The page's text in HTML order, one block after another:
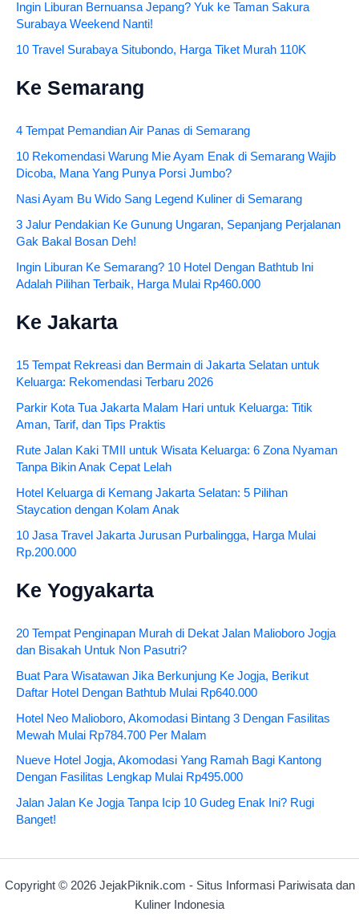
Ingin Liburan Bernuansa Jepang? Yuk ke Taman Sakura
Surabaya Weekend Nanti!
10 Travel Surabaya Situbondo, Harga Tiket Murah 110K
Ke Semarang
4 Tempat Pemandian Air Panas di Semarang
10 Rekomendasi Warung Mie Ayam Enak di Semarang Wajib
Dicoba, Mana Yang Punya Porsi Jumbo?
Nasi Ayam Bu Wido Sang Legend Kuliner di Semarang
3 Jalur Pendakian Ke Gunung Ungaran, Sepanjang Perjalanan
Gak Bakal Bosan Deh!
Ingin Liburan Ke Semarang? 10 Hotel Dengan Bathtub Ini
Adalah Pilihan Terbaik, Harga Mulai Rp460.000
Ke Jakarta
15 Tempat Rekreasi dan Bermain di Jakarta Selatan untuk
Keluarga: Rekomendasi Terbaru 2026
Parkir Kota Tua Jakarta Malam Hari untuk Keluarga: Titik
Aman, Tarif, dan Tips Praktis
Rute Jalan Kaki TMII untuk Wisata Keluarga: 6 Zona Nyaman
Tanpa Bikin Anak Cepat Lelah
Hotel Keluarga di Kemang Jakarta Selatan: 5 Pilihan
Staycation dengan Kolam Anak
10 Jasa Travel Jakarta Jurusan Purbalingga, Harga Mulai
Rp.200.000
Ke Yogyakarta
20 Tempat Penginapan Murah di Dekat Jalan Malioboro Jogja
dan Bisakah Untuk Non Pasutri?
Buat Para Wisatawan Jika Berkunjung Ke Jogja, Berikut
Daftar Hotel Dengan Bathtub Mulai Rp640.000
Hotel Neo Malioboro, Akomodasi Bintang 3 Dengan Fasilitas
Mewah Mulai Rp784.700 Per Malam
Nueve Hotel Jogja, Akomodasi Yang Ramah Bagi Kantong
Dengan Fasilitas Lengkap Mulai Rp495.000
Jalan Jalan Ke Jogja Tanpa Icip 10 Gudeg Enak Ini? Rugi
Banget!
Copyright © 2026 JejakPiknik.com - Situs Informasi Pariwisata dan
Kuliner Indonesia